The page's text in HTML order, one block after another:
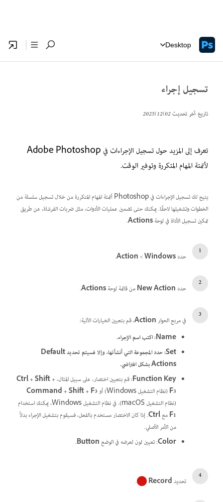
Desktop
تسجيل إجراء
تاريخ آخر تحديث02‏/12‏/2025
تعرف إلى المزيد حول تسجيل الإجراءات في Adobe Photoshop
لأتمتة المهام المتكررة وتوفير الوقت.
يتيح لك تسجيل الإجراءات في Photoshop أتمتة المهام المتكررة من خلال تسجيل سلسلة من
الخطوات وتشغيلها لاحقًا. يمكنك حتى تضمين عمليات الأدوات، مثل ضربات الفرشاة، عن طريق
تمكين تسجيل الأداة في لوحةActions
.
حددWindows
>‏
Action
.
حددNew Actionمن قائمة لوحةActions
.
في مربع الحوارAction، قم بتعيين الخيارات الآتية:
Name: اكتب اسم الإجراء.
Set: حددالمجموعةالتي أنشأتها، وإلا فسيتم تحديدDefault
Actionsبشكل افتراضي.
Function Key: قم بتعيين اختصار، على سبيل المثال،Ctrl + Shift +
F3(نظام التشغيل Windows) أو
Command + Shift + F3
(نظام التشغيل macOS). في نظام التشغيل Windows، يمكنك استخدام
F1معCtrl. إذا كان الاختصار مستخدم بالفعل، فسيقوم بتشغيل الإجراء بدلاً
من الأمر الأصلي.
Color: تعيين لون لعرضه في الوضعButton
.
تحديدRecord
.